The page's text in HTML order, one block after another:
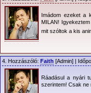
szubjektív dolog, be kell
ekkora repertoárból
tudomásul kell venni,
ennyire a kislemezekre.
Lovers meghitt duettje
feltétlenül
Ettől függetlenül
között: Precious,
kihagyhatatlanokhoz is
Imádom ezeket a
MILAN!
mit szóltok a kis
4. Hozzászóló: Faith [Admin] |
Ráadásul a nyári
szerintem! Csak ne